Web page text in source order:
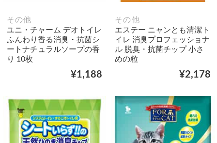
その他
ユニ・チャーム デオトイレ
ふんわり香る消臭・抗菌シ
ートナチュラルソープの香
り 10枚
¥1,188
その他
エステー ニャンとも清潔ト
イレ 消臭プロフェッショナ
ル 脱臭・抗菌チップ 小さ
めの粒
¥2,178